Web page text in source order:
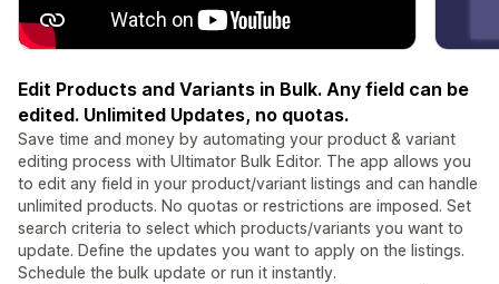
Edit Products and Variants in Bulk. Any field can be
edited. Unlimited Updates, no quotas.
Save time and money by automating your product & variant
editing process with Ultimator Bulk Editor. The app allows you
to edit any field in your product/variant listings and can handle
unlimited products. No quotas or restrictions are imposed. Set
search criteria to select which products/variants you want to
update. Define the updates you want to apply on the listings.
Schedule the bulk update or run it instantly.